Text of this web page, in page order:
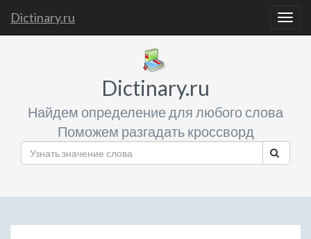
Dictinary.ru
Dictinary.ru
Найдем определение для любого слова
Поможем разгадать кроссворд